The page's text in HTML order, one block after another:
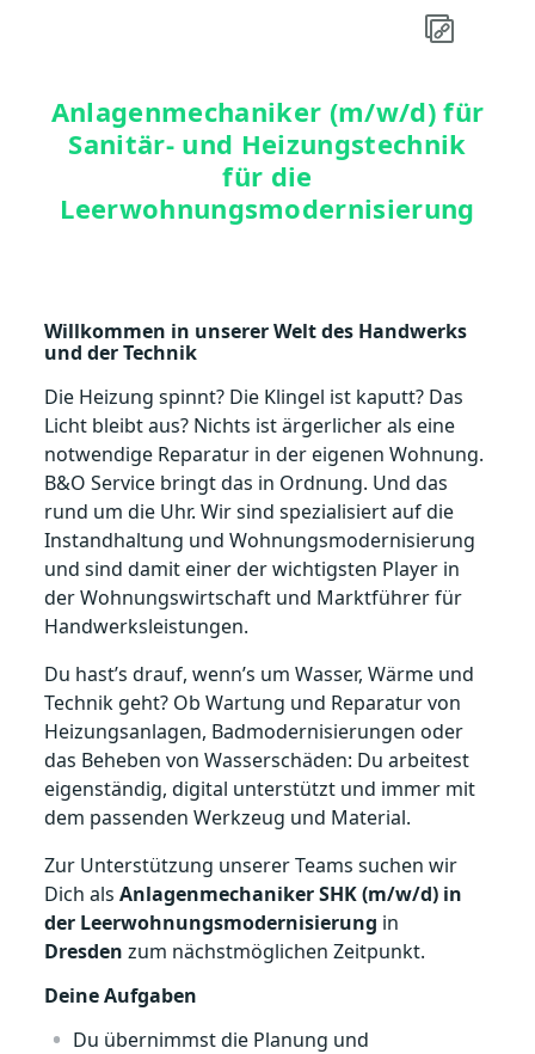
Anlagenmechaniker (m/w/d) für
Sanitär- und Heizungstechnik
für die
Leerwohnungsmodernisierung
Willkommen in unserer Welt des Handwerks
und der Technik
Die Heizung spinnt? Die Klingel ist kaputt? Das
Licht bleibt aus? Nichts ist ärgerlicher als eine
notwendige Reparatur in der eigenen Wohnung.
B&O Service bringt das in Ordnung. Und das
rund um die Uhr. Wir sind spezialisiert auf die
Instandhaltung und Wohnungsmodernisierung
und sind damit einer der wichtigsten Player in
der Wohnungswirtschaft und Marktführer für
Handwerksleistungen.
Du hast’s drauf, wenn’s um Wasser, Wärme und
Technik geht? Ob Wartung und Reparatur von
Heizungsanlagen, Badmodernisierungen oder
das Beheben von Wasserschäden: Du arbeitest
eigenständig, digital unterstützt und immer mit
dem passenden Werkzeug und Material.
Zur Unterstützung unserer Teams suchen wir
Dich alsAnlagenmechaniker SHK (m/w/d) in
der Leerwohnungsmodernisierung in
Dresdenzum nächstmöglichen Zeitpunkt.
Deine Aufgaben
Du übernimmst die Planung und